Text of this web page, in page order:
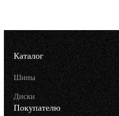
Каталог
Шины
Диски
Покупателю